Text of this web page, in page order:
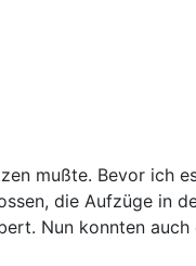
mußte. Bevor ich
die Aufzüge in
Nun konnten